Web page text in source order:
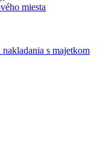
miesta
nakladania s majetkom